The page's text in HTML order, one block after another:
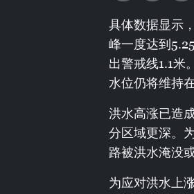
具体数据显示
峰一度达到
出警戒线1.1米
水位仍将维持
洪水高涨已造
分区域更深。
路被洪水淹没
为应对洪水上